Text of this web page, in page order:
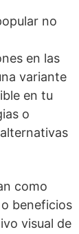
no
en las
variante
en tu
o
como
beneficios
visual de